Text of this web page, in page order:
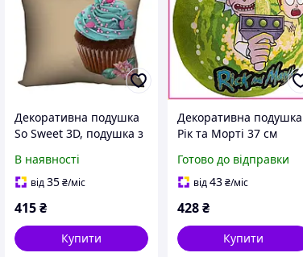
Декоративна подушка
So Sweet 3D, подушка з
ніжна подушка для
дитячої, кухні та
50x50
В наявності
від35₴/міс
415₴
Купити
Декоративна подушка
Рік та Морті 37 см
подарунок фанату
м'який декор для сну та
Готово до відправки
від43 ₴/міс
428 ₴
Купити